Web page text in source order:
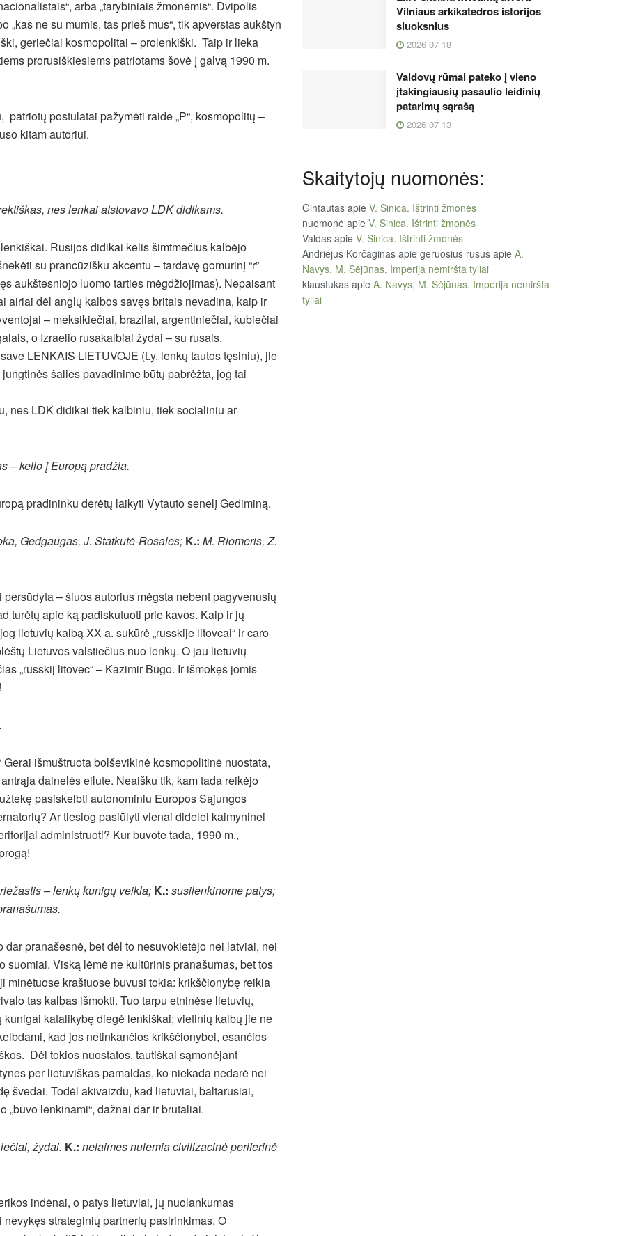
arba „tarybiniais žmonėmis“. Dvipolis
ne su mumis, tas prieš mus“, tik apverstas aukštyn
geriečiai kosmopolitai – prolenkiški. Taip ir lieka
prorusiškiesiems patriotams šovė į galvą 1990 m.
postulatai pažymėti raide „P“, kosmopolitų –
kitam autoriui.
nes lenkai atstovavo LDK didikams.
Rusijos didikai kelis šimtmečius kalbėjo
su prancūzišku akcentu – tardavę gomurinį “r”
aukštesniojo luomo tarties mėgdžiojimas). Nepaisant
airiai dėl anglų kalbos savęs britais nevadina, kaip ir
– meksikiečiai, brazilai, argentiniečiai, kubiečiai
o Izraelio rusakalbiai žydai – su rusais.
LENKAIS LIETUVOJE (t.y. lenkų tautos tęsiniu), jie
šalies pavadinime būtų pabrėžta, jog tai
nes LDK didikai tiek kalbiniu, tiek socialiniu ar
– kelio į Europą pradžia.
pradininku derėtų laikyti Vytauto senelį Gediminą.
Gedgaugas, J. Statkutė-Rosales; K.: M. Riomeris, Z.
– šiuos autorius mėgsta nebent pagyvenusių
turėtų apie ką padiskutuoti prie kavos. Kaip ir jų
lietuvių kalbą XX a. sukūrė „russkije litovcai“ ir caro
Lietuvos valstiečius nuo lenkų. O jau lietuvių
„russkij litovec“ – Kazimir Būgo. Ir išmokęs jomis
išmuštruota bolševikinė kosmopolitinė nuostata,
dainelės eilute. Neaišku tik, kam tada reikėjo
pasiskelbti autonominiu Europos Sąjungos
Ar tiesiog pasiūlyti vienai didelei kaimyninei
administruoti? Kur buvote tada, 1990 m.,
– lenkų kunigų veikla; K.: susilenkinome patys;
pranašesnė, bet dėl to nesuvokietėjo nei latviai, nei
Viską lėmė ne kultūrinis pranašumas, bet tos
minėtuose kraštuose buvusi tokia: krikščionybę reikia
tas kalbas išmokti. Tuo tarpu etninėse lietuvių,
katalikybę diegė lenkiškai; vietinių kalbų jie ne
kad jos netinkančios krikščionybei, esančios
Dėl tokios nuostatos, tautiškai sąmonėjant
per lietuviškas pamaldas, ko niekada nedarė nei
švedai. Todėl akivaizdu, kad lietuviai, baltarusiai,
„buvo lenkinami“, dažnai dar ir brutaliai.
žydai. K.: nelaimes nulemia civilizacinė periferinė
indėnai, o patys lietuviai, jų nuolankumas
strateginių partnerių pasirinkimas. O
Vilniaus arkikatedros istorijos
sluoksnius
2026 07 18
Valdovų rūmai pateko į vieno
įtakingiausių pasaulio leidinių
patarimų sąrašą
2026 07 13
Skaitytojų nuomonės:
Gintautas apie V. Sinica. Ištrinti žmonės
nuomonė apie V. Sinica. Ištrinti žmonės
Valdas apie V. Sinica. Ištrinti žmonės
Andriejus Korčaginas apie geruosius rusus apie A.
Navys, M. Sėjūnas. Imperija nemiršta tyliai
klaustukas apie A. Navys, M. Sėjūnas. Imperija nemiršta
tyliai